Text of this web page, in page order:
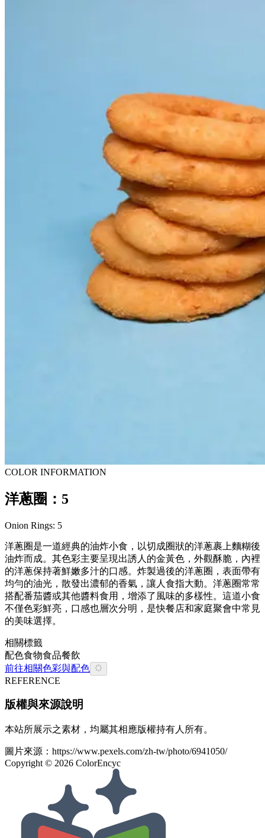
COLOR INFORMATION
洋蔥圈：5
Onion Rings: 5
洋蔥圈是一道經典的油炸小食，以切成圈狀的洋蔥裹上麵糊後
油炸而成。其色彩主要呈現出誘人的金黃色，外觀酥脆，內裡
的洋蔥保持著鮮嫩多汁的口感。炸製過後的洋蔥圈，表面帶有
均勻的油光，散發出濃郁的香氣，讓人食指大動。洋蔥圈常常
搭配番茄醬或其他醬料食用，增添了風味的多樣性。這道小食
不僅色彩鮮亮，口感也層次分明，是快餐店和家庭聚會中常見
的美味選擇。
相關標籤
配色食物食品餐飲
前往相關色彩與配色
REFERENCE
版權與來源說明
本站所展示之素材，均屬其相應版權持有人所有。
圖片來源： https://www.pexels.com/zh-tw/photo/6941050/
Copyright © 2026 ColorEncyc